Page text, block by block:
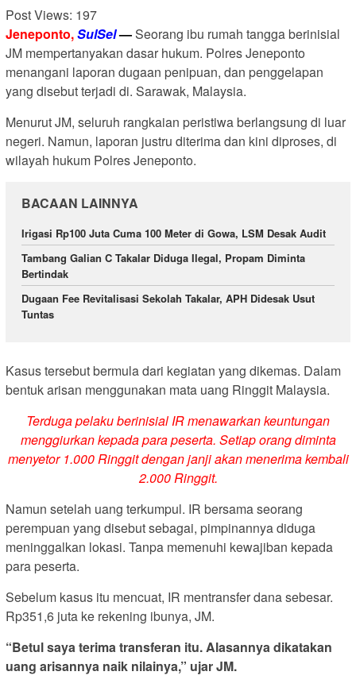
Post Views: 197
Jeneponto,SulSel—Seorang ibu rumah tangga berinisial
JM mempertanyakan dasar hukum. Polres Jeneponto
menangani laporan dugaan penipuan, dan penggelapan
yang disebut terjadi di. Sarawak, Malaysia.
Menurut JM, seluruh rangkaian peristiwa berlangsung di luar
negeri. Namun, laporan justru diterima dan kini diproses, di
wilayah hukum Polres Jeneponto.
BACAAN LAINNYA
Irigasi Rp100 Juta Cuma 100 Meter di Gowa, LSM Desak Audit
Tambang Galian C Takalar Diduga Ilegal, Propam Diminta
Bertindak
Dugaan Fee Revitalisasi Sekolah Takalar, APH Didesak Usut
Tuntas
Kasus tersebut bermula dari kegiatan yang dikemas. Dalam
bentuk arisan menggunakan mata uang Ringgit Malaysia.
Terduga pelaku berinisial IR menawarkan keuntungan
menggiurkan kepada para peserta. Setiap orang diminta
menyetor 1.000 Ringgit dengan janji akan menerima kembali
2.000 Ringgit.
Namun setelah uang terkumpul. IR bersama seorang
perempuan yang disebut sebagai, pimpinannya diduga
meninggalkan lokasi. Tanpa memenuhi kewajiban kepada
para peserta.
Sebelum kasus itu mencuat, IR mentransfer dana sebesar.
Rp351,6 juta ke rekening ibunya, JM.
“Betul saya terima transferan itu. Alasannya dikatakan
uang arisannya naik nilainya,” ujar JM.